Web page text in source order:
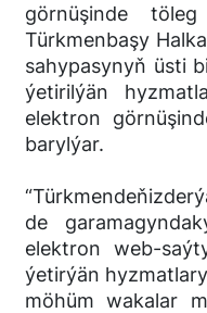
görnüşinde
Türkmenbaşy
sahypasynyň üsti
ýetirilýän
elektron
barylýar.
de
elektron web-
ýetirýän
möhüm wakalar